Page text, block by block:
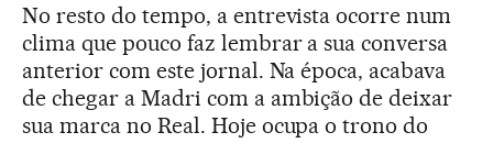
No resto do tempo, a entrevista ocorre num
clima que pouco faz lembrar a sua conversa
anterior com este jornal. Na época, acabava
de chegar a Madri com a ambição de deixar
sua marca no Real. Hoje ocupa o trono do